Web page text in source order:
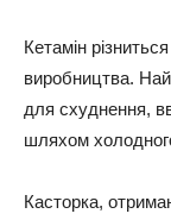
Кетамін
виробництва.
для схуднення,
шляхом
Касторка,